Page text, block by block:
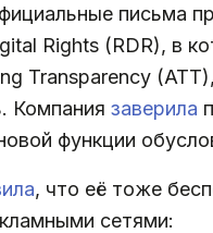
письма
Rights (RDR), в
Transparency
Компания заверила
функции
, что её тоже
сетями: